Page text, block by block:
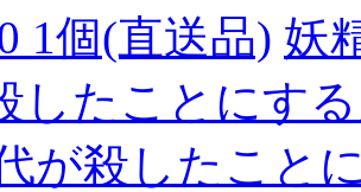
1個(直送品) 妖
したことにす
が殺したこと